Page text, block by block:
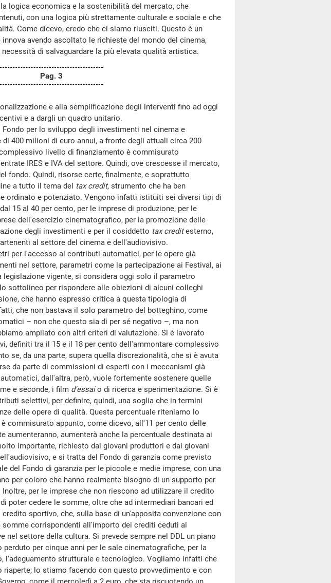
logica economica e la sostenibilità del mercato, che
con una logica più strettamente culturale e sociale e che
Come dicevo, credo che ci siamo riusciti. Questo è un
avendo ascoltato le richieste del mondo del cinema,
di salvaguardare la più elevata qualità artistica.
Pag. 3
e alla semplificazione degli interventi fino ad oggi
e a dargli un quadro unitario.
per lo sviluppo degli investimenti nel cinema e
400 milioni di euro annui, a fronte degli attuali circa 200
livello di finanziamento è commisurato
IRES e IVA del settore. Quindi, ove crescesse il mercato,
fondo. Quindi, risorse certe, finalmente, e soprattutto
a tutto il tema del tax credit, strumento che ha ben
ordinato e potenziato. Vengono infatti istituiti sei diversi tipi di
15 al 40 per cento, per le imprese di produzione, per le
dell'esercizio cinematografico, per la promozione delle
degli investimenti e per il cosiddetto tax creditesterno,
al settore del cinema e dell'audiovisivo.
per l'accesso ai contributi automatici, per le opere già
nel settore, parametri come la partecipazione ai Festival, ai
legislazione vigente, si considera oggi solo il parametro
sottolineo per rispondere alle obiezioni di alcuni colleghi
che hanno espresso critica a questa tipologia di
che non bastava il solo parametro del botteghino, come
– non che questo sia di per sé negativo –, ma non
ampliato con altri criteri di valutazione. Si è lavorato
definiti tra il 15 e il 18 per cento dell'ammontare complessivo
se, da una parte, supera quella discrezionalità, che si è avuta
da parte di commissioni di esperti con i meccanismi già
dall'altra, però, vuole fortemente sostenere quelle
e seconde, i film d'essaio di ricerca e sperimentazione. Si è
selettivi, per definire, quindi, una soglia che in termini
delle opere di qualità. Questa percentuale riteniamo lo
commisurato appunto, come dicevo, all'11 per cento delle
aumenteranno, aumenterà anche la percentuale destinata ai
importante, richiesto dai giovani produttori e dai giovani
e si tratta del Fondo di garanzia come previsto
del Fondo di garanzia per le piccole e medie imprese, con una
per coloro che hanno realmente bisogno di un supporto per
per le imprese che non riescono ad utilizzare il credito
poter cedere le somme, oltre che ad intermediari bancari ed
sportivo, che, sulla base di un'apposita convenzione con
somme corrispondenti all'importo dei crediti ceduti al
nel settore della cultura. Si prevede sempre nel DDL un piano
per cinque anni per le sale cinematografiche, per la
l'adeguamento strutturale e tecnologico. Vogliamo infatti che
riaperte; lo stiamo facendo con questo provvedimento e con